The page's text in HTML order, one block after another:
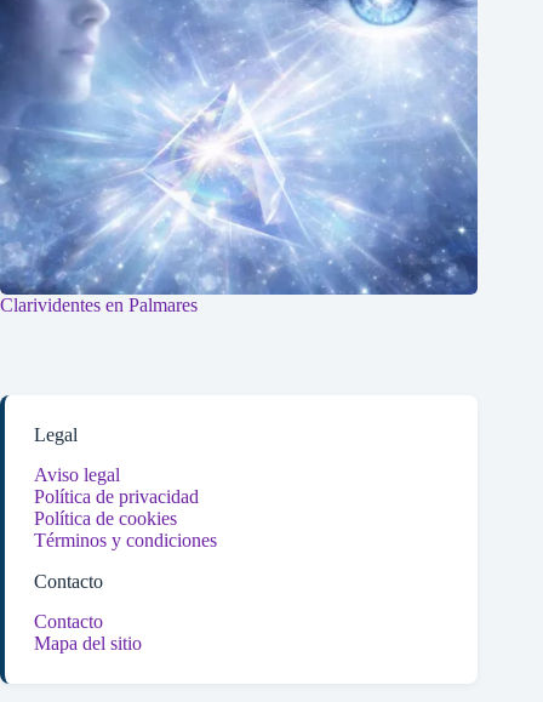
Clarividentes en Palmares
Legal
Aviso legal
Política de privacidad
Política de cookies
Términos y condiciones
Contacto
Contacto
Mapa del sitio